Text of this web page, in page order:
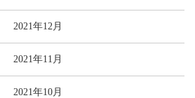
2021年12月
2021年11月
2021年10月